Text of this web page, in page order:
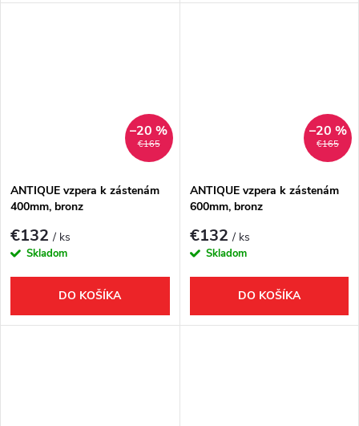
€165
–20 %
ANTIQUE vzpera k zástenám
400mm, bronz
€132/ ks
Skladom
DO KOŠÍKA
€165
–20 %
ANTIQUE vzpera k zástenám
600mm, bronz
€132/ ks
Skladom
DO KOŠÍKA